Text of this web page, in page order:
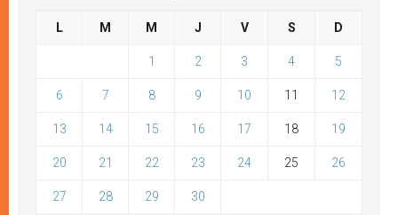
L M M J V S D
1 2 3 4 5
6 7 8 9 10 11 12
13 14 15 16 17 18 19
20 21 22 23 24 25 26
27 28 29 30